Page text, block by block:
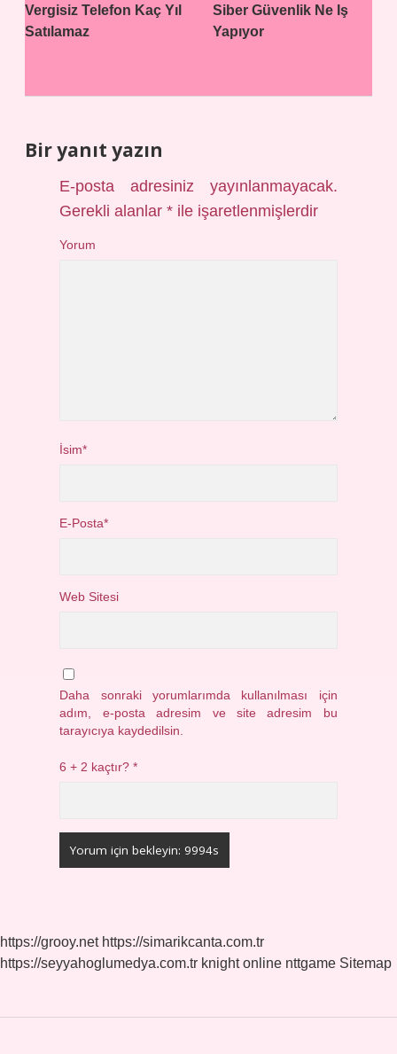
Vergisiz Telefon Kaç Yıl
Satılamaz
Siber Güvenlik Ne Iş
Yapıyor
Bir yanıt yazın
E-posta adresiniz yayınlanmayacak.
Gerekli alanlar* ile işaretlenmişlerdir
Yorum
İsim*
E-Posta*
Web Sitesi
Daha sonraki yorumlarımda kullanılması için
adım, e-posta adresim ve site adresim bu
tarayıcıya kaydedilsin.
6 + 2 kaçtır?*
https://grooy.net https://simarikcanta.com.tr
https://seyyahoglumedya.com.tr knight online nttgame Sitemap